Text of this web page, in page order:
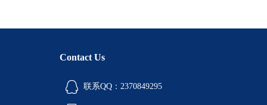
Contact Us
联系QQ：2370849295